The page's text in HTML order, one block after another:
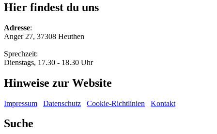
Hier findest du uns
Adresse:
Anger 27, 37308 Heuthen
Sprechzeit:
Dienstags, 17.30 - 18.30 Uhr
Hinweise zur Website
Impressum Datenschutz Cookie-Richtlinien Kontakt
Suche